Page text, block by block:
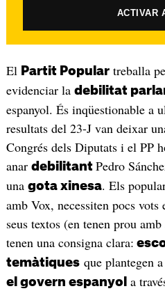
ACTIVAR
El Partit Populartreballa
evidenciar la debilitat
espanyol. És inqüestionable a
resultats del 23-J van deixar
Congrés dels Diputats i el PP
anar debilitant Pedro
una gota xinesa. Els
amb Vox, necessiten pocs
seus textos (en tenen prou
tenen una consigna clara:
temàtiquesque plantegen
el govern espanyol a